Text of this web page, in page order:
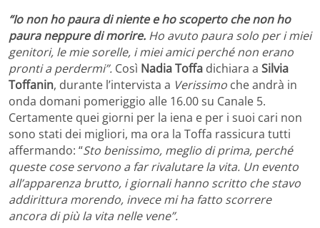
“Io non ho paura di niente e ho scoperto che non ho
paura neppure di morire. Ho avuto paura solo per i miei
genitori, le mie sorelle, i miei amici perché non erano
pronti a perdermi”. Così Nadia Toffa dichiara a Silvia
Toffanin, durante l’intervista a Verissimo che andrà in
onda domani pomeriggio alle 16.00 su Canale 5.
Certamente quei giorni per la iena e per i suoi cari non
sono stati dei migliori, ma ora la Toffa rassicura tutti
affermando: “Sto benissimo, meglio di prima, perché
queste cose servono a far rivalutare la vita. Un evento
all’apparenza brutto, i giornali hanno scritto che stavo
addirittura morendo, invece mi ha fatto scorrere
ancora di più la vita nelle vene”.